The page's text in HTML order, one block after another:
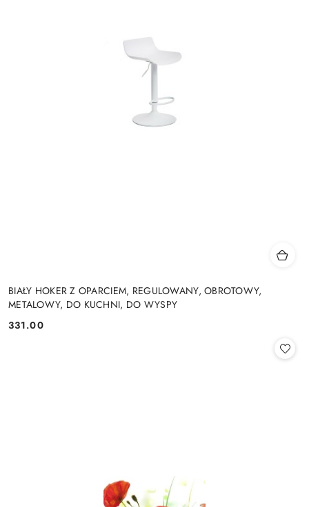
BIAŁY HOKER Z OPARCIEM, REGULOWANY, OBROTOWY,
METALOWY, DO KUCHNI, DO WYSPY
Cena:
331.00